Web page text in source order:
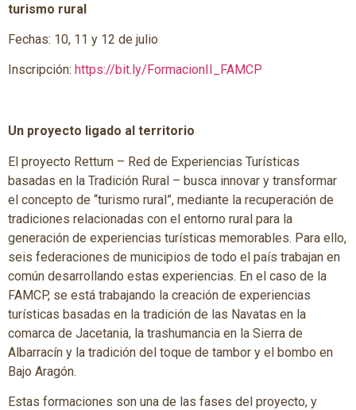
turismo rural
Fechas: 10, 11 y 12 de julio
Inscripción: https://bit.ly/FormacionII_FAMCP
Un proyecto ligado al territorio
El proyecto Retturn – Red de Experiencias Turísticas
basadas en la Tradición Rural – busca innovar y transformar
el concepto de “turismo rural”, mediante la recuperación de
tradiciones relacionadas con el entorno rural para la
generación de experiencias turísticas memorables. Para ello,
seis federaciones de municipios de todo el país trabajan en
común desarrollando estas experiencias. En el caso de la
FAMCP, se está trabajando la creación de experiencias
turísticas basadas en la tradición de las Navatas en la
comarca de Jacetania, la trashumancia en la Sierra de
Albarracín y la tradición del toque de tambor y el bombo en
Bajo Aragón.
Estas formaciones son una de las fases del proyecto, y